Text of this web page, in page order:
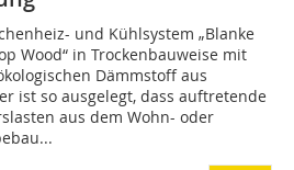
und Kühlsystem „Blanke
Wood“ in Trockenbauweise mit
Dämmstoff aus
ist so ausgelegt, dass auftretende
aus dem Wohn- oder